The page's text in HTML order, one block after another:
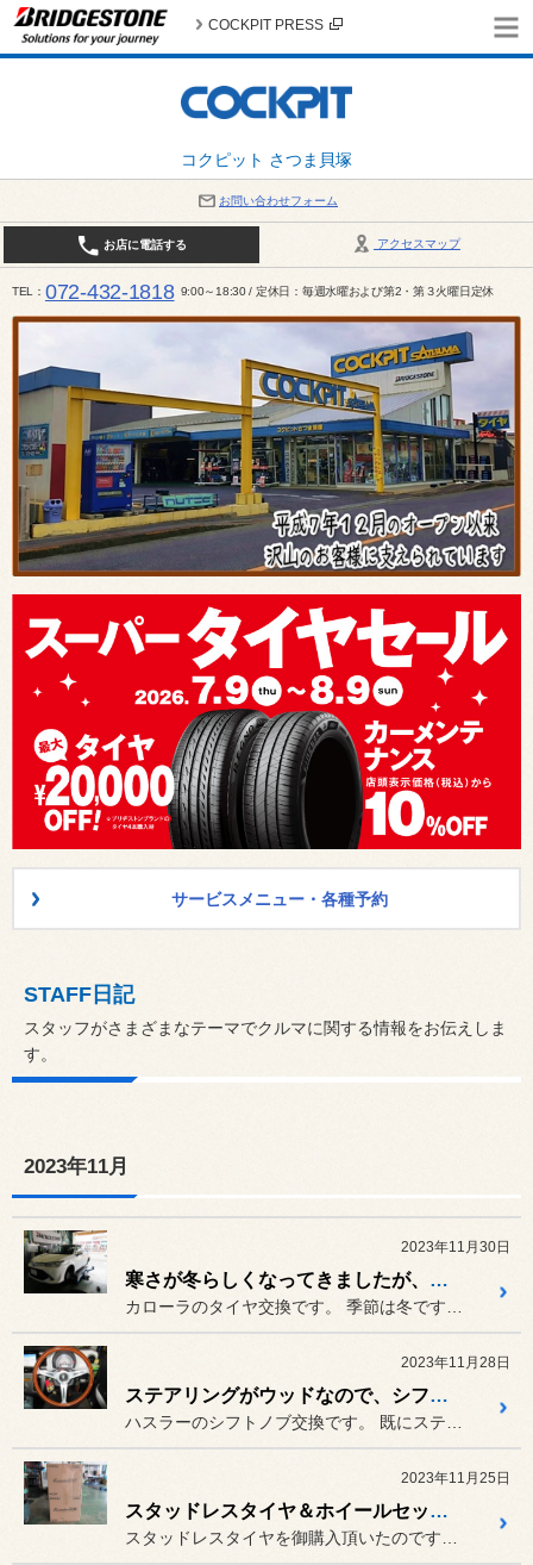
コクピット さつま貝塚
COCKPIT PRESS
お問い合わせフォーム
アクセスマップ
お店に電話する
TEL 072-432-1818 9:00～18:30 / 定休日：毎週水曜および第2・第３火曜日定休
サービスメニュー・各種予約
STAFF日記
スタッフがさまざまなテーマでクルマに関する情報をお伝えしま
す。
2023年11月
2023年11月30日
寒さが冬らしくなってきましたが、夏用タイヤの交換です
2023年11月28日
ステアリングがウッドなので、シフトノブもウッドに交換してインテリアコーディネート
2023年11月25日
スタッドレスタイヤ＆ホイールセットにて冬支度